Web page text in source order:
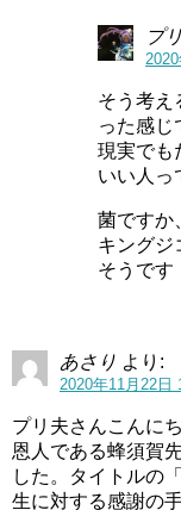
プ
そう考え
った感じ
現実でも
いい人っ
菌ですか
キングジ
そうです
あさり より:
2020年11月22日
プリ夫さんこんに
恩人である蜂須賀
した。タイトルの
生に対する感謝の